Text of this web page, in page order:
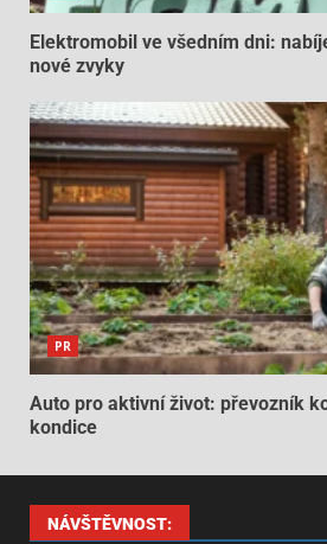
Elektromobil ve všedním dni:
nové zvyky
PR
Auto pro aktivní život: převozník
kondice
NÁVŠTĚVNOST: